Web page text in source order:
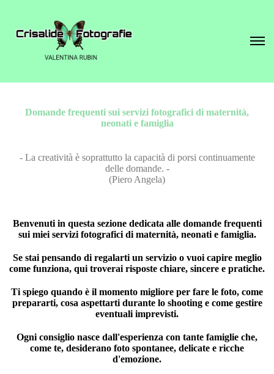
Domande frequenti sui servizi fotografici di maternità,
neonati e famiglia
- La creatività è soprattutto la capacità di porsi continuamente
delle domande. -
(Piero Angela)
Benvenuti in questa sezione dedicata alle domande frequenti
sui miei servizi fotografici di maternità, neonati e famiglia.
Se stai pensando di regalarti un servizio o vuoi capire meglio
come funziona, qui troverai risposte chiare, sincere e pratiche.
Ti spiego quando è il momento migliore per fare le foto, come
prepararti, cosa aspettarti durante lo shooting e come gestire
eventuali imprevisti.
Ogni consiglio nasce dall'esperienza con tante famiglie che,
come te, desiderano foto spontanee, delicate e ricche
d'emozione.